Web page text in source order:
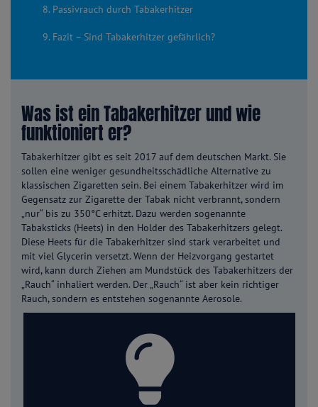
8. Passivrauch durch Tabakerhitzer
9. Fazit – Sind Tabakerhitzer gefährlich?
Was ist ein Tabakerhitzer und wie
funktioniert er?
Tabakerhitzer gibt es seit 2017 auf dem deutschen Markt. Sie
sollen eine weniger gesundheitsschädliche Alternative zu
klassischen Zigaretten sein. Bei einem Tabakerhitzer wird im
Gegensatz zur Zigarette der Tabak nicht verbrannt, sondern
„nur“ bis zu 350°C erhitzt. Dazu werden sogenannte
Tabaksticks (Heets) in den Holder des Tabakerhitzers gelegt.
Diese Heets für die Tabakerhitzer sind stark verarbeitet und
mit viel Glycerin versetzt. Wenn der Heizvorgang gestartet
wird, kann durch Ziehen am Mundstück des Tabakerhitzers der
„Rauch“ inhaliert werden. Der „Rauch“ ist aber kein richtiger
Rauch, sondern es entstehen sogenannte Aerosole.